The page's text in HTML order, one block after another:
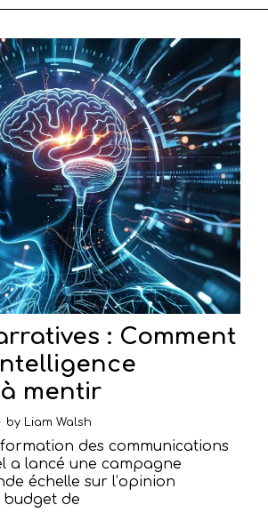
: Comment
mentir
by Liam Walsh
des communications
a lancé une campagne
échelle sur l’opinion
budget de